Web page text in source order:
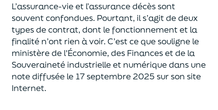
L’assurance-vie et l’assurance décès sont
souventconfondues. Pourtant, il s’agit de deux
types de contrat, dont le fonctionnement et la
finalité n’ont rien à voir. C’est ce que souligne le
ministère de l'Économie, des Financeset de la
Souveraineté industrielle et numériquedans une
note diffusée le 17 septembre 2025 sur son site
Internet.